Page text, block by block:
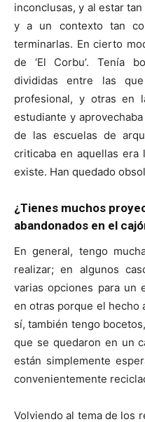
inconclusas, y al estar
y a un contexto tan
terminarlas. En cierto
de ‘El Corbu’. Tenía
divididas entre las
profesional, y otras en
estudiante y
de las escuelas de
criticaba en aquellas
existe. Han quedado
¿Tienes muchos
abandonados en el
En general, tengo
realizar; en algunos
varias opciones para un
en otras porque el hecho
sí, también tengo
que se quedaron en un
están simplemente
convenientemente
Volviendo al tema de los